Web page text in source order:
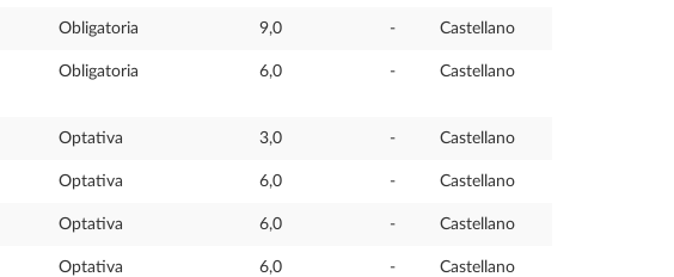
Obligatoria 9,0 - Castellano
Obligatoria 6,0 - Castellano
Optativa 3,0 - Castellano
Optativa 6,0 - Castellano
Optativa 6,0 - Castellano
Optativa 6,0 - Castellano